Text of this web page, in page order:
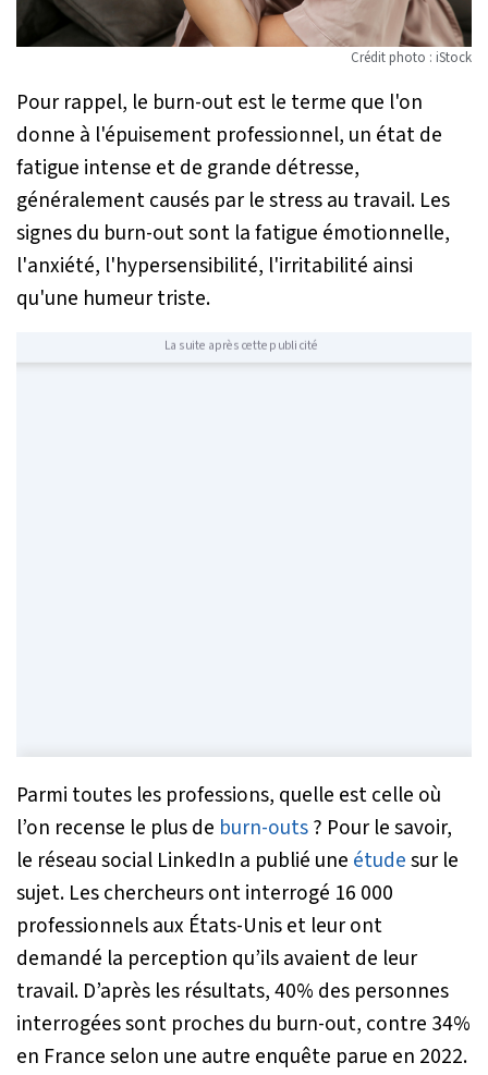
Crédit photo : iStock
Pour rappel, le burn-out est le terme que l'on
donne à l'épuisement professionnel, un état de
fatigue intense et de grande détresse,
généralement causés par le stress au travail. Les
signes du burn-out sont la fatigue émotionnelle,
l'anxiété, l'hypersensibilité, l'irritabilité ainsi
qu'une humeur triste.
La suite après cette publicité
Parmi toutes les professions, quelle est celle où
l’on recense le plus de burn-outs? Pour le savoir,
le réseau social LinkedIn a publié une étudesur le
sujet. Les chercheurs ont interrogé 16 000
professionnels aux États-Unis et leur ont
demandé la perception qu’ils avaient de leur
travail. D’après les résultats, 40% des personnes
interrogées sont proches du burn-out, contre 34%
en France selon une autre enquête parue en 2022.